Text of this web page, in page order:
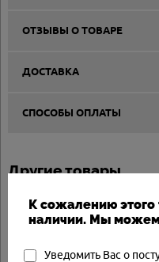
ОТЗЫВЫ О ТОВАРЕ
ДОСТАВКА
СПОСОБЫ ОПЛАТЫ
К сожалению этого
наличии. Мы
Уведомить Вас о
Другие товары
Арт.: 17651